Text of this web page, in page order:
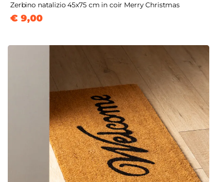
Zerbino natalizio 45x75 cm in coir Merry Christmas
€ 9,00